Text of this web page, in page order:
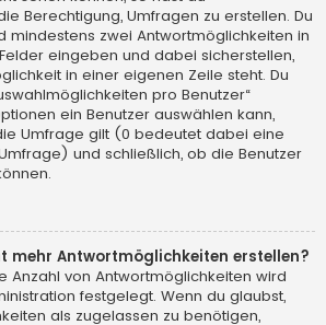
Berechtigung, Umfragen zu erstellen. Du
mindestens zwei Antwortmöglichkeiten in
eingeben und dabei sicherstellen,
in einer eigenen Zeile steht. Du
pro Benutzer“
ein Benutzer auswählen kann,
Umfrage gilt (0 bedeutet dabei eine
und schließlich, ob die Benutzer
mehr Antwortmöglichkeiten erstellen?
Anzahl von Antwortmöglichkeiten wird
festgelegt. Wenn du glaubst,
als zugelassen zu benötigen,